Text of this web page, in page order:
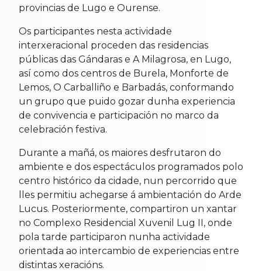
provincias de Lugo e Ourense.
Os participantes nesta actividade
interxeracional proceden das residencias
públicas das Gándaras e A Milagrosa, en Lugo,
así como dos centros de Burela, Monforte de
Lemos, O Carballiño e Barbadás, conformando
un grupo que puido gozar dunha experiencia
de convivencia e participación no marco da
celebración festiva.
Durante a mañá, os maiores desfrutaron do
ambiente e dos espectáculos programados polo
centro histórico da cidade, nun percorrido que
lles permitiu achegarse á ambientación do Arde
Lucus. Posteriormente, compartiron un xantar
no Complexo Residencial Xuvenil Lug II, onde
pola tarde participaron nunha actividade
orientada ao intercambio de experiencias entre
distintas xeracións.